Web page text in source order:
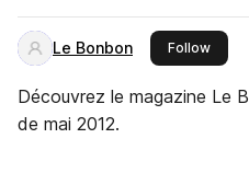
Le Bonbon Followthis
Découvrez le magazine Le
de mai 2012.